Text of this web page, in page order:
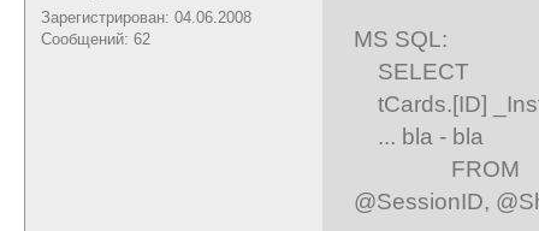
Зарегистрирован: 04.06.2008
Сообщений: 62
MS SQL:
SELECT
tCards.[ID]
... bla - bla
FROM
@SessionID,